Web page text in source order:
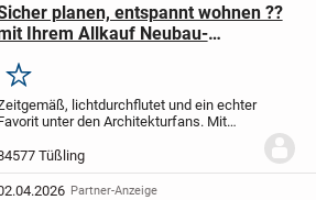
planen, entspannt wohnen ??
Ihrem Allkauf Neubau-
Merken
lichtdurchflutet und ein echter
unter den Architekturfans. Mit
Raum für die gesamte
Möchten Sie, dass das Highline
Tüßling
Partner-Anzeige